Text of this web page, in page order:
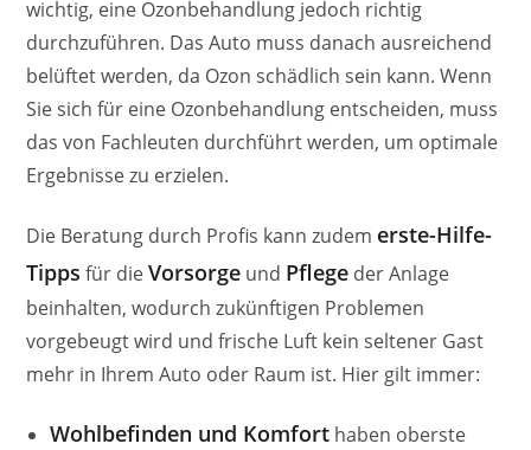
wichtig, eine Ozonbehandlung jedoch richtig
durchzuführen. Das Auto muss danach ausreichend
belüftet werden, da Ozon schädlich sein kann. Wenn
Sie sich für eine Ozonbehandlung entscheiden, muss
das von Fachleuten durchführt werden, um optimale
Ergebnisse zu erzielen.
Die Beratung durch Profis kann zudem erste-Hilfe-
Tipps für dieVorsorge und Pflege der Anlage
beinhalten, wodurch zukünftigen Problemen
vorgebeugt wird und frische Luft kein seltener Gast
mehr in Ihrem Auto oder Raum ist. Hier gilt immer:
Wohlbefinden und Komfort haben oberste